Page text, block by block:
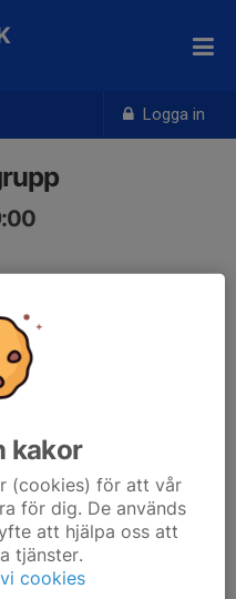
Logga in
gemenskap plats. Kom
vägen!
19.30
13 år
kakor
(cookies) för att vår
för dig. De används
att hjälpa oss att
tjänster.
cookies